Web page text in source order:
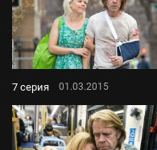
7 серия 01.03.2015